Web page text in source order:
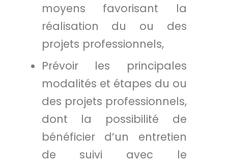
moyens favorisant la
réalisation du ou des
projets professionnels,
Prévoir les principales
modalités et étapes du ou
des projets professionnels,
dont la possibilité de
bénéficier d’un entretien
de suivi avec le